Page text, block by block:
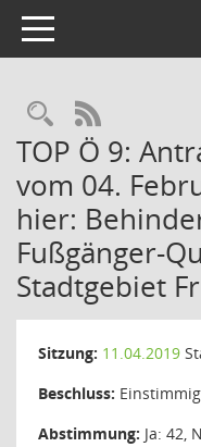
Toggle navigation
RSS-Feed
TOP Ö 9:
vom 04.
hier:
Fußgänger-
Stadtgebiet
Sitzung: 11.04.2019
Beschluss:
Abstimmung: Ja: 42,